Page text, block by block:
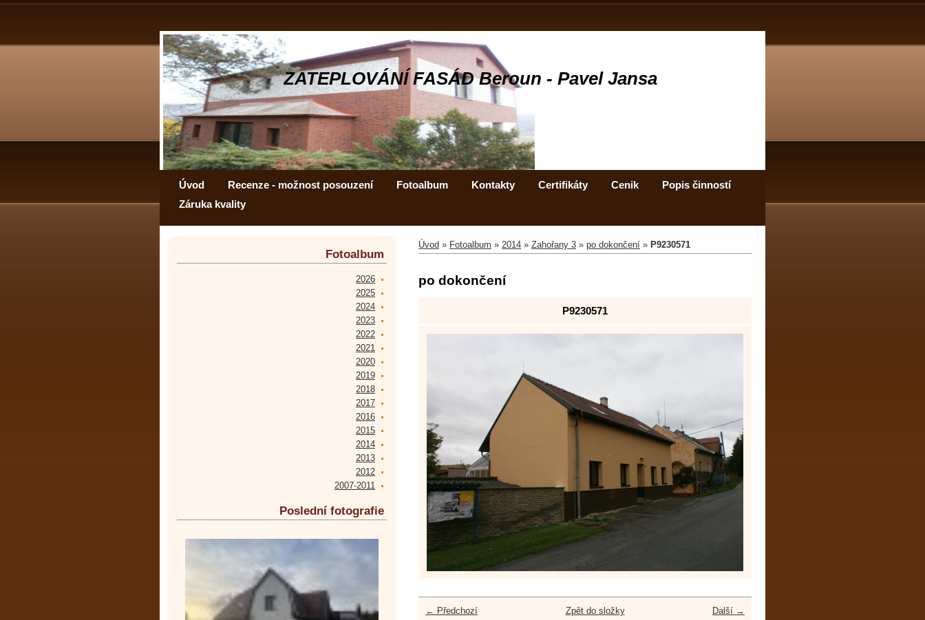
ZATEPLOVÁNÍ FASÁD Beroun - Pavel Jansa
Úvod Recenze - možnost posouzení Fotoalbum Kontakty Certifikáty Cenik
Popis činností
Záruka kvality
Úvod » Fotoalbum » 2014 » Zahořany 3 » po dokončení » P9230571
po dokončení
P9230571
← Předchozí Další →
Zpět do složky
Fotoalbum
2026
2025
2024
2023
2022
2021
2020
2019
2018
2017
2016
2015
2014
2013
2012
2007-2011
Poslední fotografie